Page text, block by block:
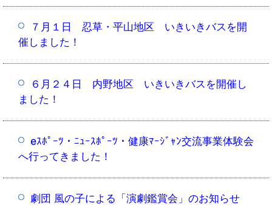
７月１日 忍草・平山地区 いきいきバスを開
催しました！
６月２４日 内野地区 いきいきバスを開催し
ました！
eｽﾎﾟｰﾂ・ﾆｭｰｽﾎﾟｰﾂ・健康ﾏｰｼﾞｬﾝ交流事業体験会
へ行ってきました！
劇団 風の子による「演劇鑑賞会」のお知らせ